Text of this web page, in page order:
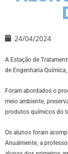
24/04/2024
A Estação de
de Engenharia
Foram abordados o
meio ambiente,
produtos químicos do
Os alunos foram
Anualmente, a